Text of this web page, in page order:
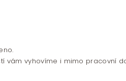
vám vyhovíme i mimo pracovní